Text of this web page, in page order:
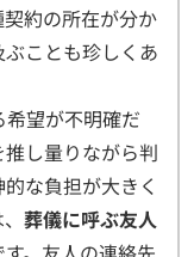
約の所在が分か
ことも珍しくあ
望が不明確だ
し量りながら判
な負担が大きく
葬儀に呼ぶ友人